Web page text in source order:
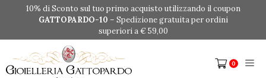
10% di Sconto sul tuo primo acquisto utilizzando il coupon
GATTOPARDO-10 – Spedizione gratuita per ordini
superiori a € 59,00
0